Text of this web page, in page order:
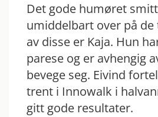
Det gode humøret
umiddelbart over på de
av disse er Kaja. Hun
parese og er avhengig
bevege seg. Eivind
trent i Innowalk i
gitt gode resultater.